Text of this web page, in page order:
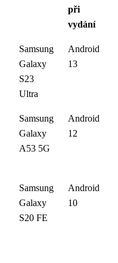
při
vydání
Samsung
Galaxy
S23
Ultra
Android
13
Samsung
Galaxy
A53 5G
Android
12
Samsung
Galaxy
S20 FE
Android
10